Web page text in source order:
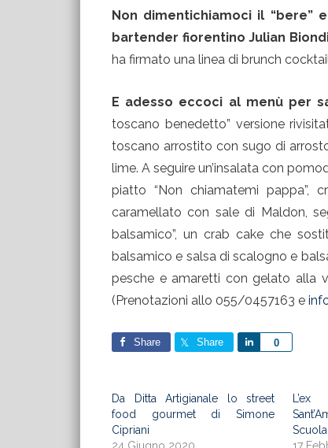
Non dimentichiamoci il
bartender fiorentino Julian
ha firmato una linea di brunch
E adesso eccoci al menù per
toscano benedetto” versione
toscano arrostito con sugo di
lime. A seguire un’insalata con
piatto “Non chiamatemi pappa”,
caramellato con sale di Maldon,
balsamico”, un crab cake che
balsamico e salsa di scalogno e
pesche e amaretti con gelato alla
(Prenotazioni allo 055/0457163 e
Share Share 0
Share
Da Ditta Artigianale lo street
food gourmet di Simone
Cipriani